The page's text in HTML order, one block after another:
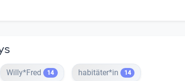
Willy*Fred 14 habitäter*in 14